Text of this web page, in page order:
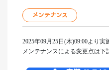
メンテナンス
2025年09月25日(木)09:00より
メンテナンスによる変更点は下